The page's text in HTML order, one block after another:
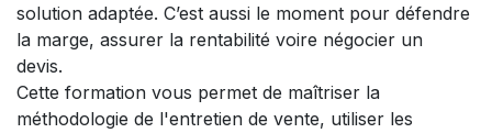
solution adaptée. C’est aussi le moment pour défendre
la marge, assurer la rentabilité voire négocier un
devis.
Cette formation vous permet de maîtriser la
méthodologie de l'entretien de vente, utiliser les